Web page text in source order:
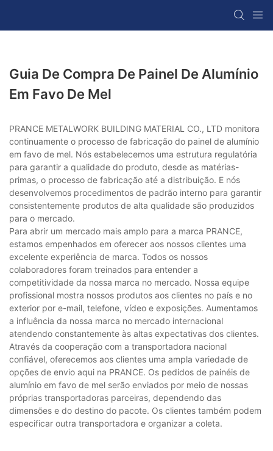
Guia De Compra De Painel De Alumínio
Em Favo De Mel
PRANCE METALWORK BUILDING MATERIAL CO., LTD monitora
continuamente o processo de fabricação do painel de alumínio
em favo de mel. Nós estabelecemos uma estrutura regulatória
para garantir a qualidade do produto, desde as matérias-
primas, o processo de fabricação até a distribuição. E nós
desenvolvemos procedimentos de padrão interno para garantir
consistentemente produtos de alta qualidade são produzidos
para o mercado.
Para abrir um mercado mais amplo para a marca PRANCE,
estamos empenhados em oferecer aos nossos clientes uma
excelente experiência de marca. Todos os nossos
colaboradores foram treinados para entender a
competitividade da nossa marca no mercado. Nossa equipe
profissional mostra nossos produtos aos clientes no país e no
exterior por e-mail, telefone, vídeo e exposições. Aumentamos
a influência da nossa marca no mercado internacional
atendendo constantemente às altas expectativas dos clientes.
Através da cooperação com a transportadora nacional
confiável, oferecemos aos clientes uma ampla variedade de
opções de envio aqui na PRANCE. Os pedidos de painéis de
alumínio em favo de mel serão enviados por meio de nossas
próprias transportadoras parceiras, dependendo das
dimensões e do destino do pacote. Os clientes também podem
especificar outra transportadora e organizar a coleta.